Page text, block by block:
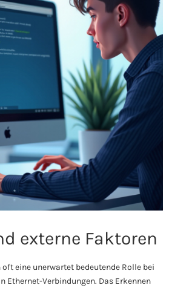
externe Faktoren
eine unerwartet bedeutende Rolle bei
Ethernet-Verbindungen. Das Erkennen